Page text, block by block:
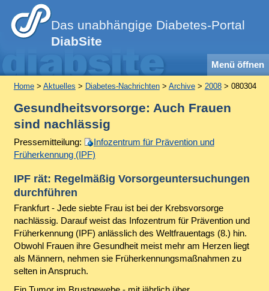
Das unabhängige Diabetes-Portal
DiabSite
Menü öffnen
Home> Aktuelles > Diabetes-Nachrichten> Archive> 2008> 080304
Gesundheitsvorsorge: Auch Frauen
sind nachlässig
Pressemitteilung:
Infozentrum für Prävention und
Früherkennung (IPF)
IPF rät: Regelmäßig Vorsorgeuntersuchungen
durchführen
Frankfurt - Jede siebte Frau ist bei der Krebsvorsorge
nachlässig. Darauf weist das Infozentrum für Prävention und
Früherkennung (IPF) anlässlich des Weltfrauentags (8.) hin.
Obwohl Frauen ihre Gesundheit meist mehr am Herzen liegt
als Männern, nehmen sie Früherkennungsmaßnahmen zu
selten in Anspruch.